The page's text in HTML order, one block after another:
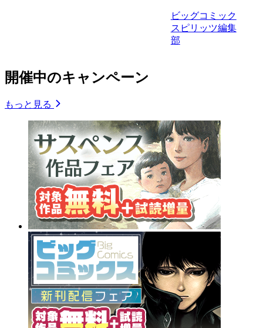
ビッグコミック
スピリッツ編集
部
開催中のキャンペーン
もっと見る